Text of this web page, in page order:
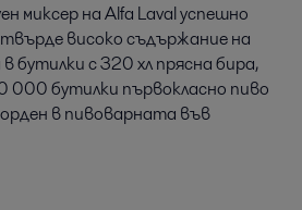
миксер на Alfa Laval успешно
твърде високо съдържание на
бутилки с 320 хл прясна бира,
000 бутилки първокласно пиво
в пивоварната във